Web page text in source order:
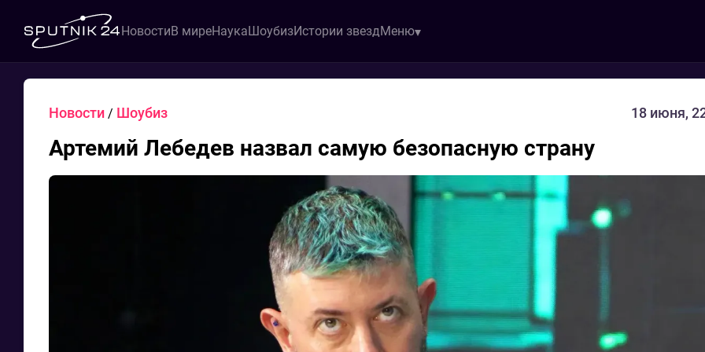
НовостиВ миреНаукаШоубизИстории звездМеню
Новости / Шоубиз 18 июня,
Артемий Лебедев назвал самую безопасную страну